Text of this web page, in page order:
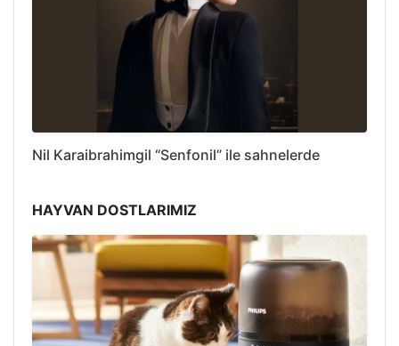
Nil Karaibrahimgil “Senfonil” ile sahnelerde
HAYVAN DOSTLARIMIZ